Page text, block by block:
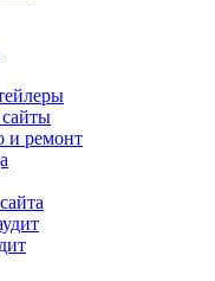
и ремонт